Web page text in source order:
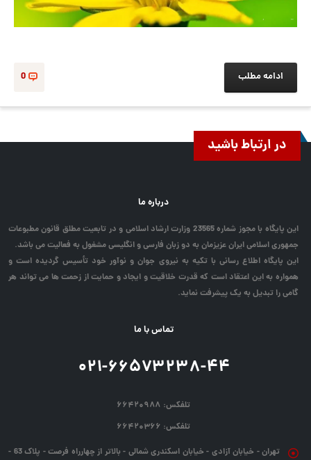
0 ادامه مطلب
در ارتباط باشید
درباره ما
این پایگاه با مجوز شماره 23565 وزارت ارشاد اسلامی و در تابعیت مطلق قانون مطبوعات
جمهوری اسلامی ایران عزیزمان به دو زبان فارسی و انگلیسی مشغول به فعالیت می باشد.
این پایگاه اطلاع رسانی با تکیه به نیروی جوان و نوآور خود تأسیس گردیده است و
همواره به این اعتقاد است که قدرت خلاقیت و ایجاد و حمایت از زحمت ها می تواند هر
گامی را تبدیل به یک پیشرفت نماید.
تماس با ما
۰۲۱-۶۶۵۷۳۲۳۸-۴۴
تلفکس: ۶۶۴۲۰۹۸۸
تلفکس: ۶۶۴۲۰۳۶۶
تهران - خیابان آزادی - خیابان اسکندری شمالی - بالاتر از چهارراه فرصت - پلاک 63 -